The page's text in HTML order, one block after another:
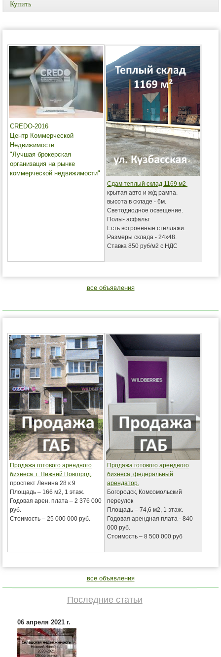
Купить
CREDO-2016
Центр Коммерческой
Недвижимости
"Лучшая брокерская
организация на рынке
коммерческой недвижимости"
Сдам теплый склад 1169 м2
крытая авто и ж/д рампа.
высота в складе - 6м.
Светодиодное освещение.
Полы- асфальт
Есть встроенные стеллажи.
Размеры склада - 24х48.
Ставка 850 руб/м2 с НДС
все объявления
Продажа готового арендного
бизнеса. г. Нижний Новгород.
проспект Ленина 28 к 9
Площадь – 166 м2, 1 этаж.
Годовая арен. плата – 2 376 000
руб.
Стоимость – 25 000 000 руб.
Продажа готового арендного
бизнеса, федеральный
арендатор.
Богородск, Комсомольский
переулок
Площадь – 74,6 м2, 1 этаж.
Годовая арендная плата - 840
000 руб.
Стоимость – 8 500 000 руб
все объявления
Последние статьи
06 апреля 2021 г.